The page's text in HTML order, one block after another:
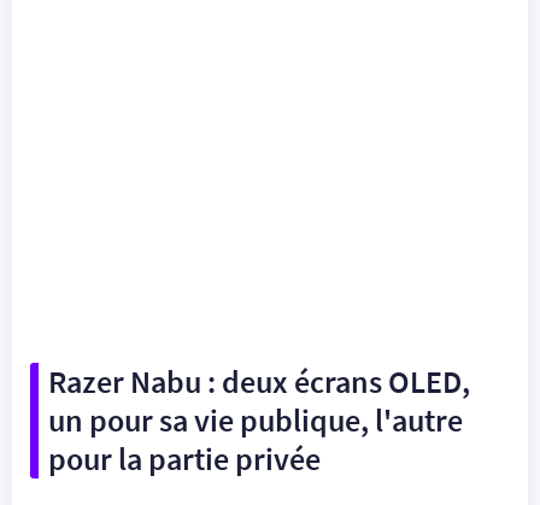
Razer Nabu : deux écrans OLED,
un pour sa vie publique, l'autre
pour la partie privée